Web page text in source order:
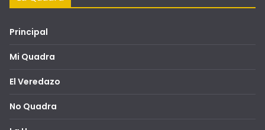
Principal
Mi Quadra
El Veredazo
No Quadra